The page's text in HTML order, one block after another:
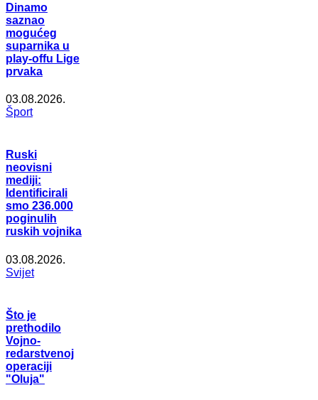
Dinamo
saznao
mogućeg
suparnika u
play-offu Lige
prvaka
03.08.2026.
Šport
Ruski
neovisni
mediji:
Identificirali
smo 236.000
poginulih
ruskih vojnika
03.08.2026.
Svijet
Što je
prethodilo
Vojno-
redarstvenoj
operaciji
"Oluja"